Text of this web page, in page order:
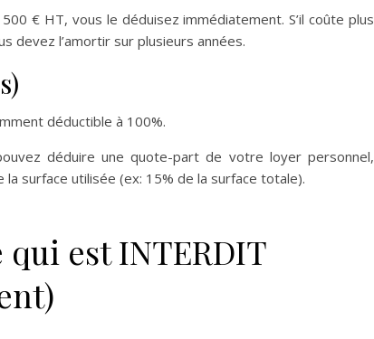
€ HT, vous le déduisez immédiatement. S’il coûte plus
devez l’amortir sur plusieurs années.
déductible à 100%.
déduire une quote-part de votre loyer personnel,
surface utilisée (ex: 15% de la surface totale).
qui est INTERDIT